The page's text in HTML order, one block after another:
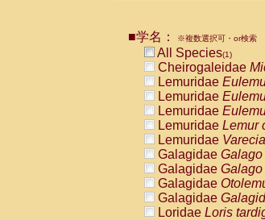
■学名： ※複数選択可・or検索
All Species(1)
Cheirogaleidae
Lemuridae
Lemuridae
Lemuridae
Lemuridae Lemur
Lemuridae
Galagidae
Galagidae
Galagidae
Galagidae
Loridae Loris